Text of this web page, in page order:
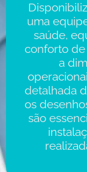
uma
saúde,
conforto de
a
detalhada
os
são